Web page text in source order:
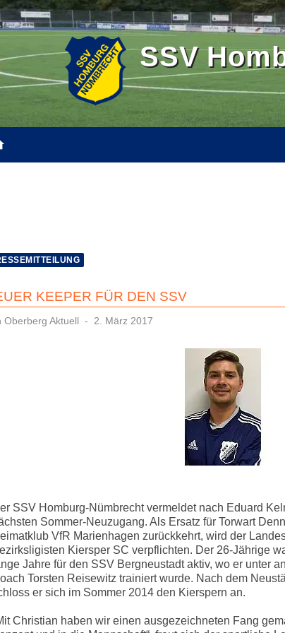
SSV
KEEPER FÜR DEN SSV
Oberberg Aktuell
Veröffentlicht
2. März 2017
SSV Homburg-Nümbrecht vermeldet nach Eduard
Sommer-Neuzugang. Als Ersatz für Torwart
VfR Marienhagen zurückkehrt, wird der
Kiersper SC verpflichten. Der 26-Jährige
Jahre für den SSV Bergneustadt aktiv, wo er unter
Torsten Reisewitz trainiert wurde. Nach dem
er sich im Sommer 2014 den Kierspern an.
Christian haben wir einen ausgezeichneten Fang